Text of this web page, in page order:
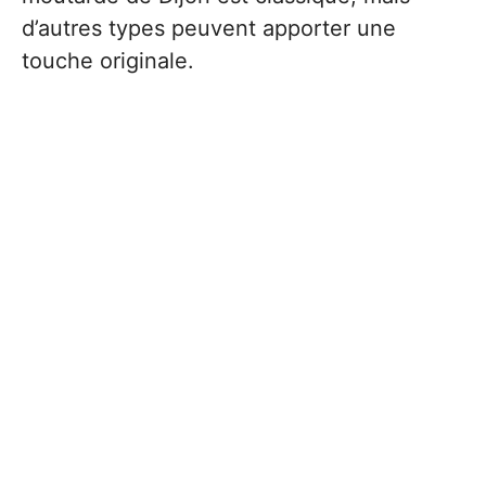
d’autres types peuvent apporter une
touche originale.